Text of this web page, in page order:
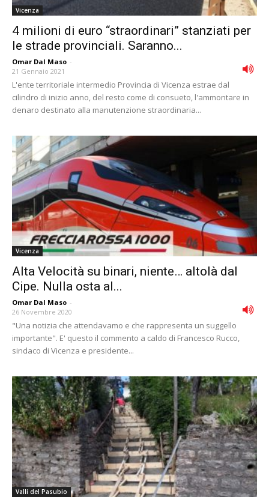
Vicenza
4 milioni di euro “straordinari” stanziati per
le strade provinciali. Saranno...
Omar Dal Maso -
21 Gennaio 2021
L'ente territoriale intermedio Provincia di Vicenza estrae dal
cilindro di inizio anno, del resto come di consueto, l'ammontare in
denaro destinato alla manutenzione straordinaria...
Vicenza
Alta Velocità su binari, niente… altolà dal
Cipe. Nulla osta al...
Omar Dal Maso -
26 Novembre 2020
"Una notizia che attendavamo e che rappresenta un suggello
importante". E' questo il commento a caldo di Francesco Rucco,
sindaco di Vicenza e presidente...
Valli del Pasubio